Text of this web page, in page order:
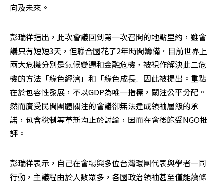
向及未來。
彭瑞祥指出，此次會議回到第一次召開的地點里約，雖會
議只有短短3天，但聯合國花了2年時間籌備。目前世界上
兩大危機分別是氣候變遷和金融危機，被視作解決此二危
機的方法「綠色經濟」和「綠色成長」因此被提出。重點
在於包容性發展，不以GDP為唯一指標，關注公平分配。
然而廣受民間團體關注的會議卻無法達成領袖層級的承
諾，包含稅制等革新均止於討論，因而在會後飽受NGO批
評。
彭瑞祥表示，自己在會場與多位台灣環團代表與學者一同
行動，主議程由於人數眾多，各國政治領袖甚至僅能讀條